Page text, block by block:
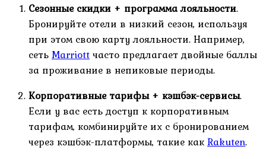
Сезонные скидки + программа лояльности.
Бронируйте отели в низкий сезон, используя
при этом свою карту лояльности. Например,
сетьMarriottчасто предлагает двойные баллы
за проживание в непиковые периоды.
Корпоративные тарифы + кэшбэк-сервисы.
Если у вас есть доступ к корпоративным
тарифам, комбинируйте их с бронированием
через кэшбэк-платформы, такие какRakuten.